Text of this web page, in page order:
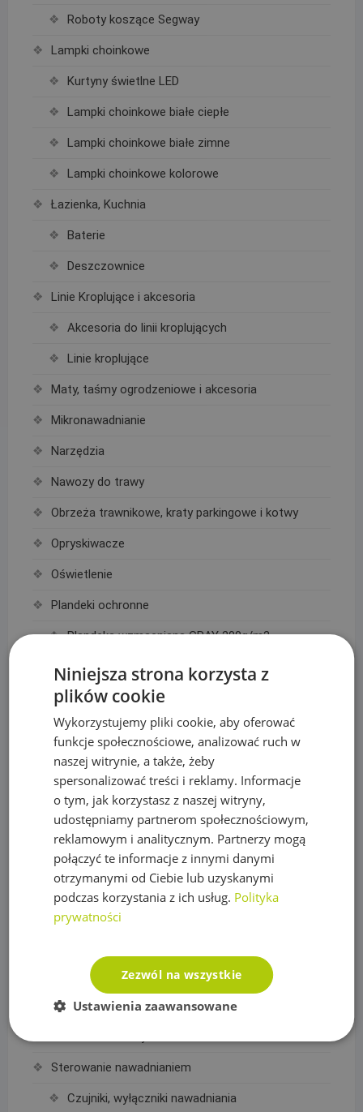
Roboty koszące Segway
Lampki choinkowe
Kurtyny świetlne LED
Lampki choinkowe białe ciepłe
Lampki choinkowe białe zimne
Lampki choinkowe kolorowe
Łazienka, Kuchnia
Baterie
Deszczownice
Linie Kroplujące i akcesoria
Akcesoria do linii kroplujących
Linie kroplujące
Maty, taśmy ogrodzeniowe i akcesoria
Mikronawadnianie
Narzędzia
Nawozy do trawy
Obrzeża trawnikowe, kraty parkingowe i kotwy
Opryskiwacze
Oświetlenie
Plandeki ochronne
Plandeka wzmacniana GRAY 200g/m2
Plandeka wzmacniana GREEN 90g/m2
Plandeka wzmacniana ULTRA WEIGHT 260g/m2
Plandeka zbrojona LENO CRYSTAL 100g/m2
Podpory roślin
Pompy
Pompy IBO
Pompy Omnigena
Sterowniki i akcesoria do pomp
Regulatory ciśnienia
Siatki na krety, Akcesoria
Akcesoria do siatek
Sterowanie nawadnianiem
Czujniki, wyłączniki nawadniania
Niniejsza strona korzysta z
plików cookie
Wykorzystujemy pliki cookie, aby oferować
funkcje społecznościowe, analizować ruch w
naszej witrynie, a także, żeby
spersonalizować treści i reklamy. Informacje
o tym, jak korzystasz z naszej witryny,
udostępniamy partnerom społecznościowym,
reklamowym i analitycznym. Partnerzy mogą
połączyć te informacje z innymi danymi
otrzymanymi od Ciebie lub uzyskanymi
podczas korzystania z ich usług. Polityka
prywatności
Zezwól na wszystkie
Ustawienia zaawansowane